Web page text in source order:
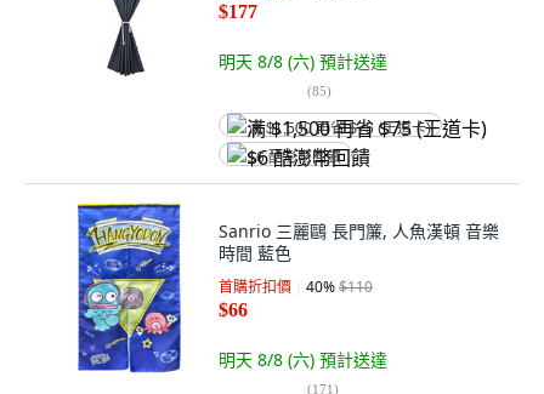
$177
明天 8/8 (六) 預計送達
(85)
满 $1,500 再省 $75 (王道卡)
$6 酷澎幣回饋
Sanrio 三麗鷗 長門簾, 人魚漢頓 音樂
時間 藍色
首購折扣價 40%$110
$66
明天 8/8 (六) 預計送達
(171)